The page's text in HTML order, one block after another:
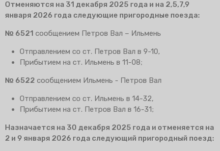
Отменяются на 31 декабря 2025 года и на 2,5,7,9
января 2026 года следующие пригородные поезда:
№ 6521 сообщением Петров Вал – Ильмень
Отправлением со ст. Петров Вал в 9-10,
Прибытием на ст. Ильмень в 11-08;
№ 6522 сообщением Ильмень - Петров Вал
Отправлением со ст. Ильмень в 14-32,
Прибытием на ст. Петров Вал в 16-31;
Назначается на 30 декабря 2025 года и отменяется на
2 и 9 января 2026 года следующий пригородный поезд: